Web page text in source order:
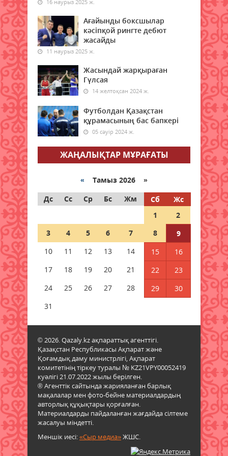
Қазақстанның бірқатар
өңірлеріне аптап ыстық қайта
оралады - синоптиктер
08 тамыз 2026 ж.
Елімізде бір тәулікте үш орман
өрті тіркелді
08 тамыз 2026 ж.
Синоптиктер Астана мен
Алматыда аптап ыстық
болатынын ескертті
орман өрті тіркелді
08 тамыз 2026 ж. 78
Ғалымдар отбасында нешінші
болып туғаныңыз өміріңізге
қалай әсер ететінін айтты
08 тамыз 2026 ж.
1 қыркүйектен бастап жаңа
шектеу: Қазақстанға қандай
көліктерді әкелуге тыйым
салынады?
Гранттан қағылған
талапкерлерге тағы бір
мүмкіндік: 4 мыңнан астам грант
бар
08 тамыз 2026 ж. 73
Азаматтық белсенділік – ел
болашағының кепілі
16 наурыз 2025 ж.
Ағайынды боксшылар
кәсіпқой рингте дебют
жасайды
11 наурыз 2025 ж.
Жасындай жарқыраған
Гүлсая
14 желтоқсан 2024 ж.
Футболдан Қазақстан
құрамасының бас бапкері
05 сәуір 2024 ж.
ЖАҢАЛЫҚТАР МҰРАҒАТЫ
« Тамыз 2026 »
Дс
Сс Ср Бс Жм Сб
Жс
1
2
3
4 5 6 7 8
9
10
11 12 13 14 15
16
17
18 19 20 21 22
23
24
25 26 27 28 29
30
31
© 2026. Qazaly.kz ақпараттық агенттігі.
Қазақстан Республикасы Ақпарат және
Қоғамдық даму министрлігі, Ақпарат
комитетінің тіркеу туралы № KZ21VPY00052419
куәлігі 21.07.2022 жылы берілген.
® Агенттік сайтында жарияланған барлық
мақалалар мен фото-бейне материалдардың
авторлық құқықтары қорғалған.
Материалдарды пайдаланған жағдайда сілтеме
жасалуы міндетті.
Меншік иесі:«Сыр медиа»ЖШС.